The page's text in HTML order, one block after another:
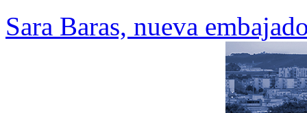
Sara Baras, nueva